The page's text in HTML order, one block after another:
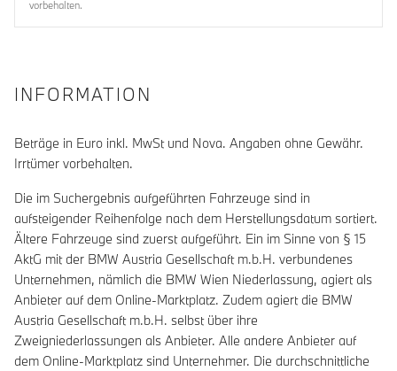
vorbehalten.
INFORMATION
Beträge in Euro inkl. MwSt und Nova. Angaben ohne Gewähr.
Irrtümer vorbehalten.
Die im Suchergebnis aufgeführten Fahrzeuge sind in
aufsteigender Reihenfolge nach dem Herstellungsdatum sortiert.
Ältere Fahrzeuge sind zuerst aufgeführt. Ein im Sinne von § 15
AktG mit der BMW Austria Gesellschaft m.b.H. verbundenes
Unternehmen, nämlich die BMW Wien Niederlassung, agiert als
Anbieter auf dem Online-Marktplatz. Zudem agiert die BMW
Austria Gesellschaft m.b.H. selbst über ihre
Zweigniederlassungen als Anbieter. Alle andere Anbieter auf
dem Online-Marktplatz sind Unternehmer. Die durchschnittliche